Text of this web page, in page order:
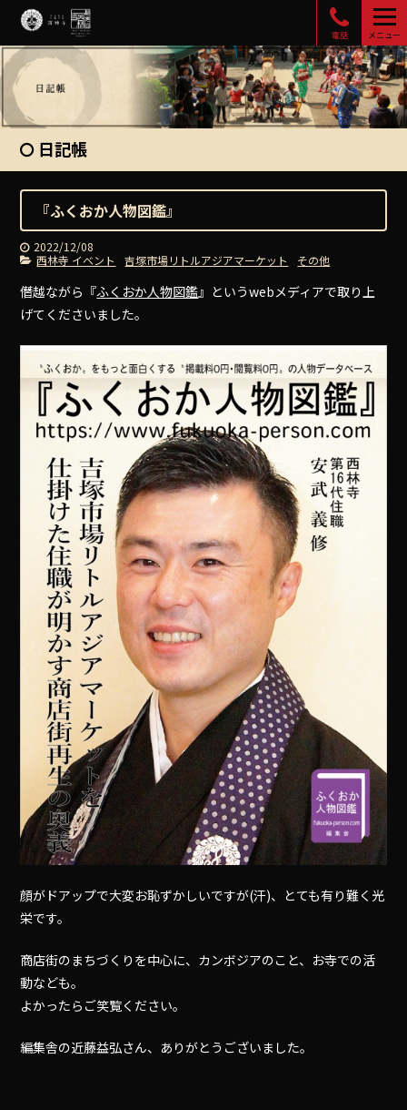
電話 メニュー
日記帳
『ふくおか人物図鑑』
2022/12/08
西林寺 イベント
吉塚市場リトルアジアマーケット その他
僭越ながら『ふくおか人物図鑑』というwebメディアで取り上
げてくださいました。
顔がドアップで大変お恥ずかしいですが(汗)、とても有り難く光
栄です。
商店街のまちづくりを中心に、カンボジアのこと、お寺での活
動なども。
よかったらご笑覧ください。
編集舎の近藤益弘さん、ありがとうございました。